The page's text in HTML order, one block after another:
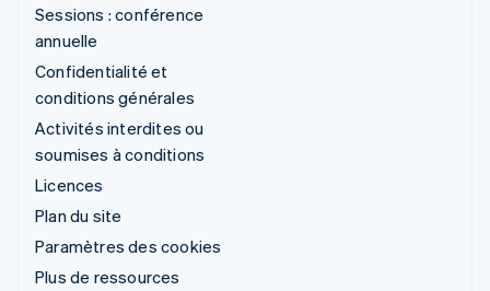
Sessions : conférence
annuelle
Confidentialité et
conditions générales
Activités interdites ou
soumises à conditions
Licences
Plan du site
Paramètres des cookies
Plus de ressources